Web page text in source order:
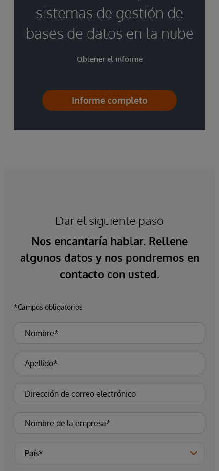
sistemas de gestión de
bases de datos en la nube
Obtener el informe
Informe completo
Dar el siguiente paso
Nos encantaría hablar. Rellene
algunos datos y nos pondremos en
contacto con usted.
*Campos obligatorios